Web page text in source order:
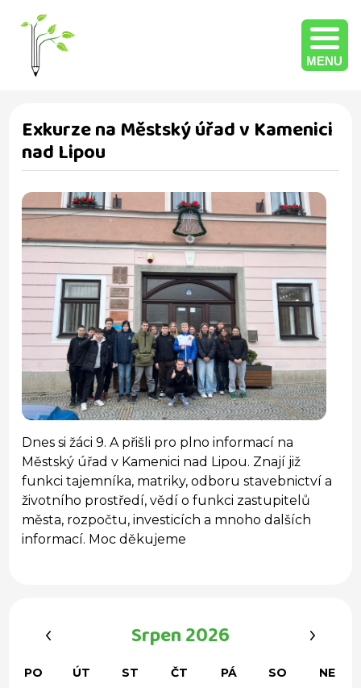
MENU
Exkurze na Městský úřad v Kamenici
nad Lipou
Dnes si žáci 9. A přišli pro plno informací na
Městský úřad v Kamenici nad Lipou. Znají již
funkci tajemníka, matriky, odboru stavebnictví a
životního prostředí, vědí o funkci zastupitelů
města, rozpočtu, investicích a mnoho dalších
informací. Moc děkujeme
Srpen 2026
PO ÚT ST ČT PÁ SO
NE